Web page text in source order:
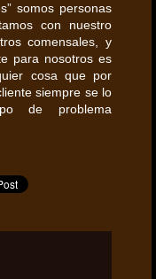
somos personas
con nuestro
comensales, y
para nosotros es
cosa que por
siempre se lo
de problema